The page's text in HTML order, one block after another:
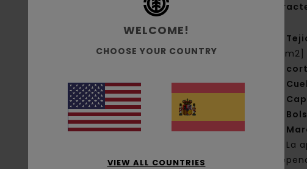
g/m2]
La
WELCOME!
CHOOSE YOUR COUNTRY
VIEW ALL COUNTRIES